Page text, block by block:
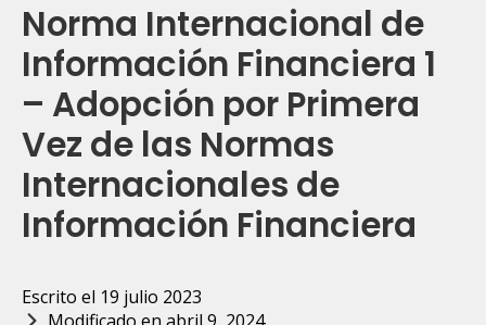
Norma Internacional de
Información Financiera 1
– Adopción por Primera
Vez de las Normas
Internacionales de
Información Financiera
Escrito el 19 julio 2023